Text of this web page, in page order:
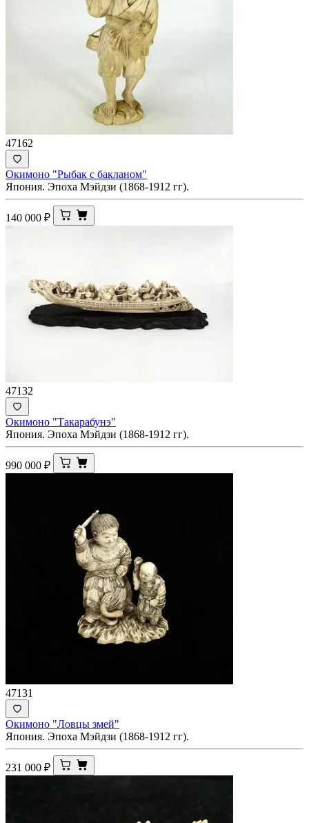
47162
Окимоно "Рыбак с бакланом"
Япония. Эпоха Мэйдзи (1868-1912 гг).
140 000 ₽
47132
Окимоно "Такарабунэ"
Япония. Эпоха Мэйдзи (1868-1912 гг).
990 000 ₽
47131
Окимоно "Ловцы змей"
Япония. Эпоха Мэйдзи (1868-1912 гг).
231 000 ₽